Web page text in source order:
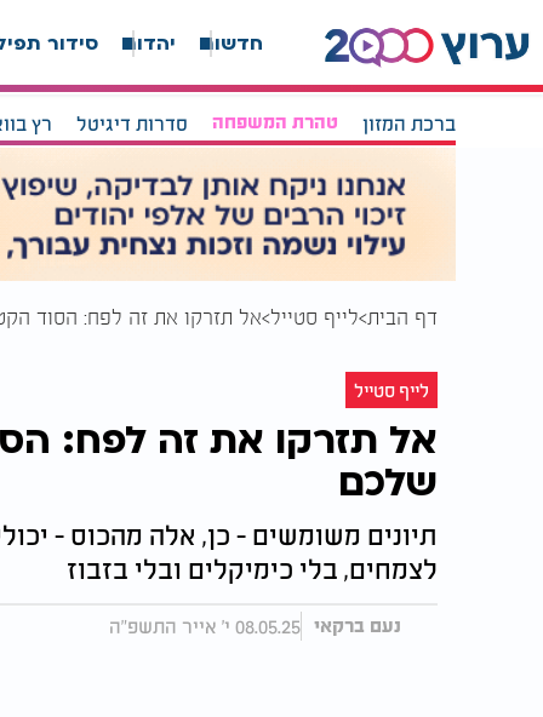
חדשות יהדות סידור
ברכת המזון טהרת המשפחה סדרות דיגיטל רץ
דף הבית לייף סטייל אל תזרקו את זה לפח: הסוד
לייף סטייל
אל תזרקו את זה לפח:
שלכם
תיונים משומשים - כן, אלה מהכוס -
לצמחים, בלי כימיקלים ובלי בזבוז
נעם ברקאי 08.05.25 י' אייר התשפ"ה